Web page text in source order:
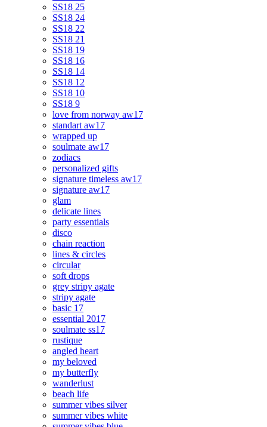
SS18 25
SS18 24
SS18 22
SS18 21
SS18 19
SS18 16
SS18 14
SS18 12
SS18 10
SS18 9
love from norway aw17
standart aw17
wrapped up
soulmate aw17
zodiacs
personalized gifts
signature timeless aw17
signature aw17
glam
delicate lines
party essentials
disco
chain reaction
lines & circles
circular
soft drops
grey stripy agate
stripy agate
basic 17
essential 2017
soulmate ss17
rustique
angled heart
my beloved
my butterfly
wanderlust
beach life
summer vibes silver
summer vibes white